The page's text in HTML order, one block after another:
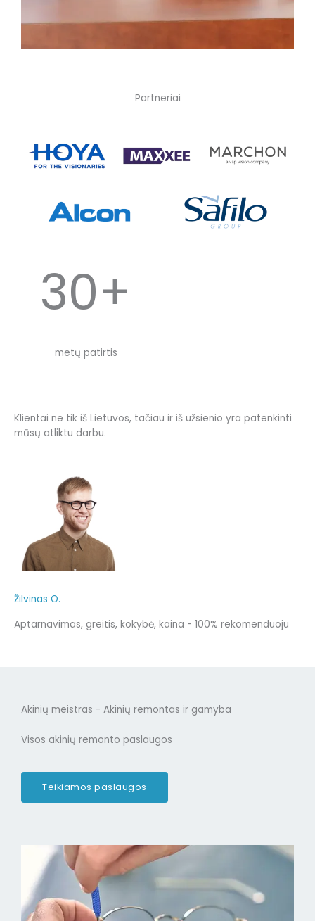
Partneriai
30+
metų patirtis
Klientai ne tik iš Lietuvos, tačiau ir iš užsienio yra patenkinti
mūsų atliktu darbu.
Žilvinas O.
Aptarnavimas, greitis, kokybė, kaina - 100% rekomenduoju
Akinių meistras - Akinių remontas ir gamyba
Visos akinių remonto paslaugos
Teikiamos paslaugos